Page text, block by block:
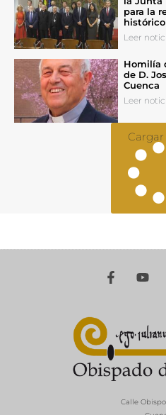
para la
Leer
Homilía
de D.
Cuenca
Leer
Calle Obispo